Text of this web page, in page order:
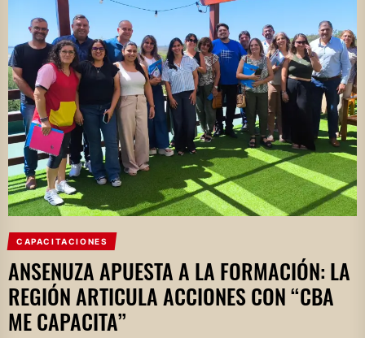
CAPACITACIONES
ANSENUZA APUESTA A LA FORMACIÓN: LA
REGIÓN ARTICULA ACCIONES CON “CBA
ME CAPACITA”